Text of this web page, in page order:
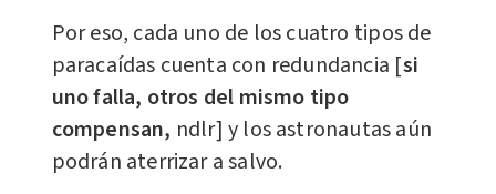
Por eso, cada uno de los cuatro tipos de
paracaídas cuenta con redundancia [si
uno falla, otros del mismo tipo
compensan, ndlr] y los astronautas aún
podrán aterrizar a salvo.